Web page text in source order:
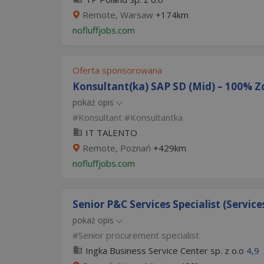
Remote, Warsaw +174km
nofluffjobs.com
Oferta sponsorowana
Konsultant(ka) SAP SD (Mid) – 100%
pokaż opis
Konsultant
Konsultantka
IT TALENTO
Remote, Poznań +429km
nofluffjobs.com
Senior P&C Services Specialist
pokaż opis
Senior procurement specialist
Ingka Business Service Center sp. z o.o 4,9